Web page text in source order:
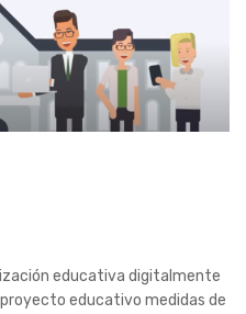
educativa digitalmente
educativo medidas de